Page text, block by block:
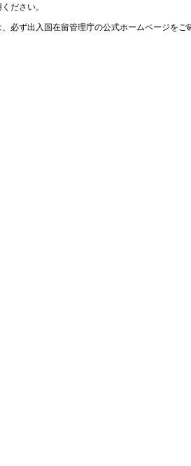
ださい。
ず出入国在留管理庁の公式ホームページをご